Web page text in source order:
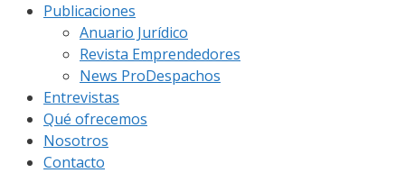
Publicaciones
Anuario Jurídico
Revista Emprendedores
News ProDespachos
Entrevistas
Qué ofrecemos
Nosotros
Contacto